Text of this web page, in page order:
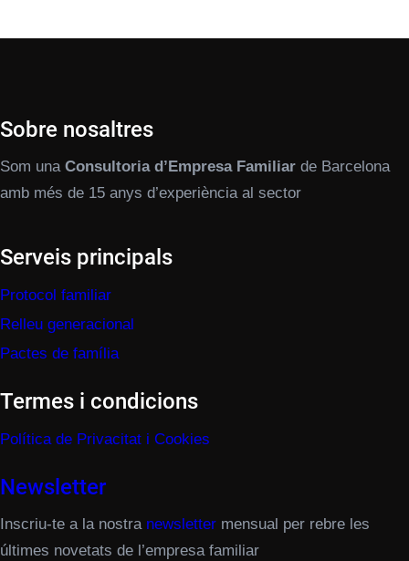
Sobre nosaltres
Som una Consultoria d’Empresa Familiar de Barcelona
amb més de 15 anys d’experiència al sector
Serveis principals
Protocol familiar
Relleu generacional
Pactes de família
Termes i condicions
Política de Privacitat i Cookies
Newsletter
Inscriu-te a la nostra newsletter mensual per rebre les
últimes novetats de l’empresa familiar